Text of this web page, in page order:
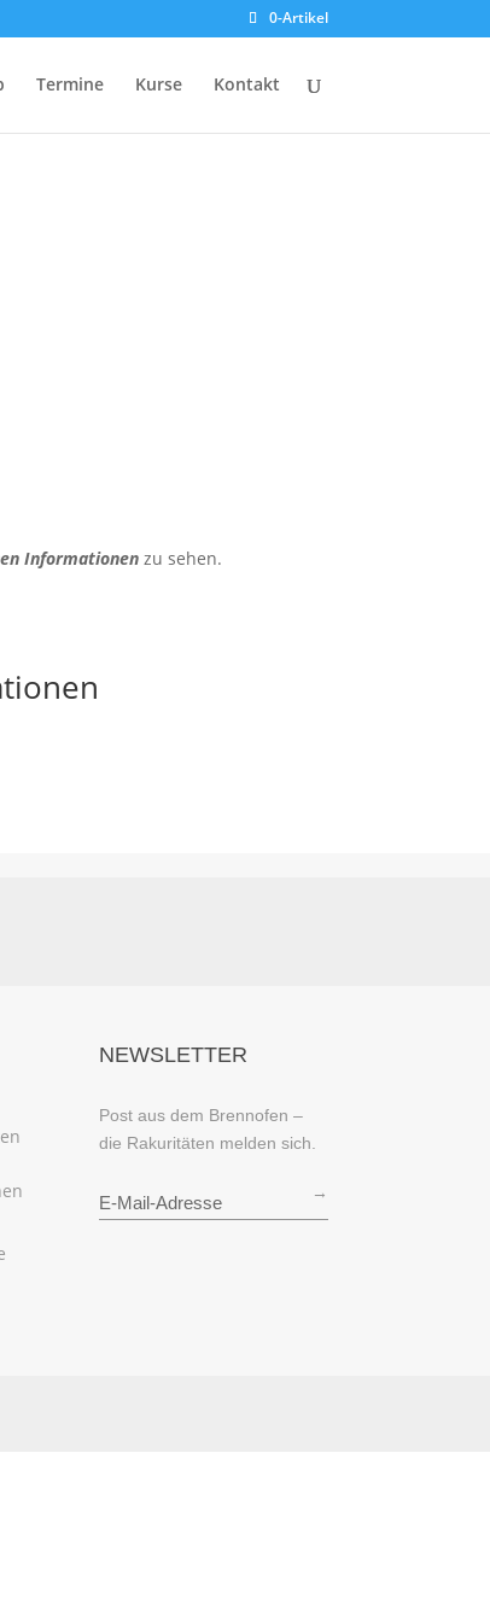
0-Artikel
Termine Kurse Kontakt
Informationenzu sehen.
NEWSLETTER
Post aus dem Brennofen –
die Rakuritäten melden sich.
→